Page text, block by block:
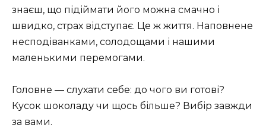
знаєш, що підіймати його можна смачно і
швидко, страх відступає. Це ж життя. Наповнене
несподіванками, солодощами і нашими
маленькими перемогами.
Головне — слухати себе: до чого ви готові?
Кусок шоколаду чи щось більше? Вибір завжди
за вами.